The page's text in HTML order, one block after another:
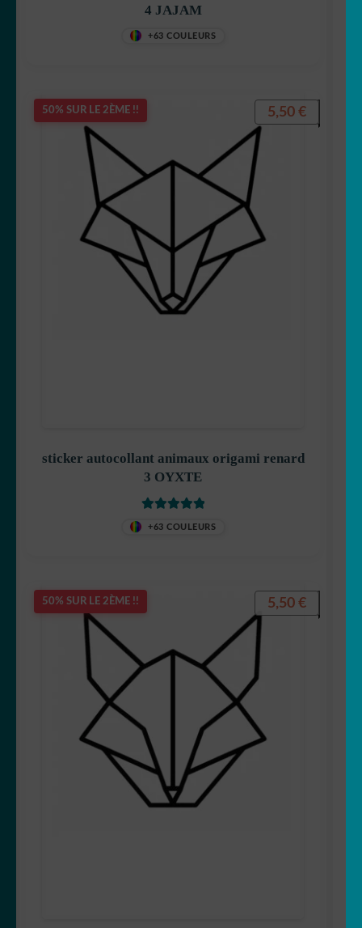
4 JAJAM
+63 COULEURS
50% SUR LE 2ÈME !!
sticker autocollant animaux origami renard
3 OYXTE
+63 COULEURS
5,50 €
50% SUR LE 2ÈME !! 5,50 €